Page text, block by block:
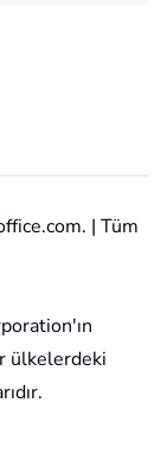
| Tüm
ülkelerdeki